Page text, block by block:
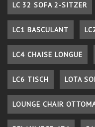
LC 32 SOFA 2-SITZER
LC1 BASCULANT
LC4 CHAISE LONGUE
LC6 TISCH LOTA
LOUNGE CHAIR